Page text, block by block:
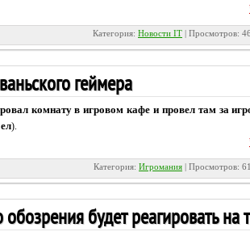
Категория: Новости IT | Просмотров:
геймера
комнату в игровом кафе и провел там за
).
Категория: Игромания | Просмотров:
будет реагировать на